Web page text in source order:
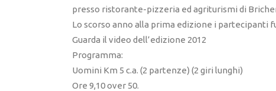
presso ristorante-pizzeria ed agriturismi di
Lo scorso anno alla prima edizione i partecipanti
Guarda il video dell’edizione 2012
Programma:
Uomini Km 5 c.a. (2 partenze) (2 giri lunghi)
Ore 9,10 over 50.